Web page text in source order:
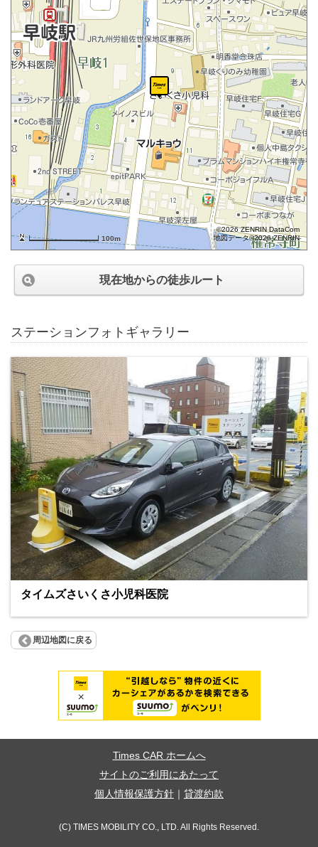
100m
©2026 ZENRIN DataCom
地図データ©2026 ZENRIN
現在地からの徒歩ルート
ステーションフォトギャラリー
タイムズさいくさ小児科医院
周辺地図に戻る
Times CAR ホームへ
サイトのご利用にあたって
個人情報保護方針
貸渡約款
(C) TIMES MOBILITY CO., LTD. All Rights Reserved.